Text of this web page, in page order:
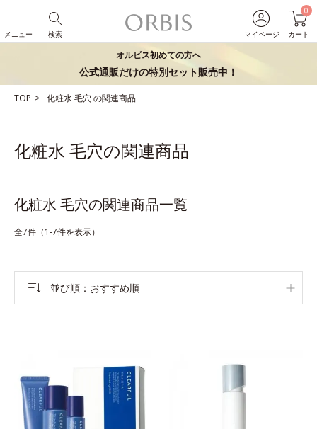
マイページ
0
カート
検索
メニュー
オルビス初めての方へ
公式通販だけの特別セット販売中！
TOP 化粧水毛穴 の関連商品
化粧水 毛穴の関連商品
化粧水 毛穴の関連商品一覧
全7件（1-7件を表示）
並び順 おすすめ順